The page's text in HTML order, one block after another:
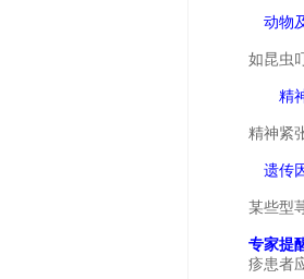
动物
如昆虫
精神
精神紧
遗传
某些型
专家提
疹患者